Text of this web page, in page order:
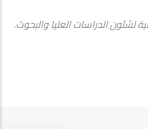
لشئون الدراسات العليا والبحوث.